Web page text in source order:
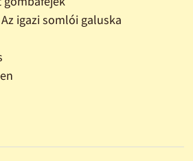
igazi somlói galuska